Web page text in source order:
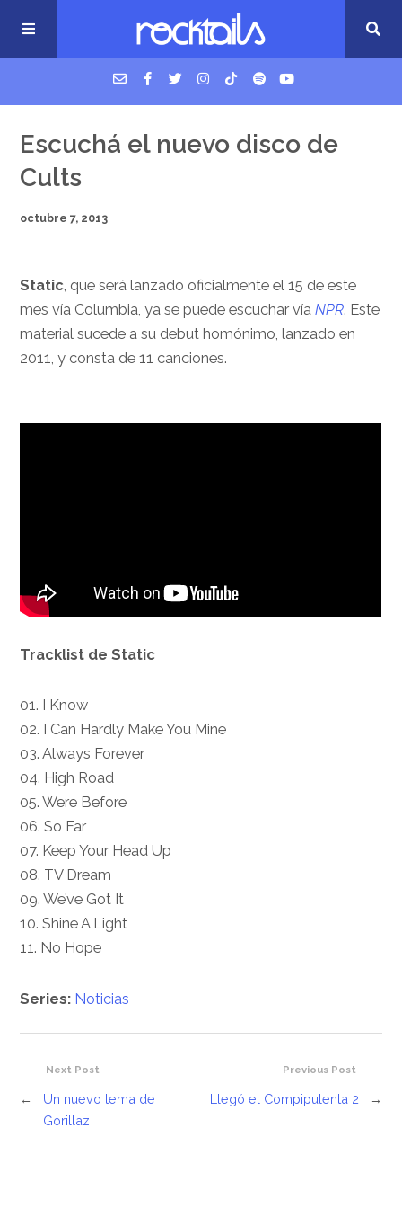
USM Podcast
Cigarrillos en la cama
Escuchá el nuevo disco de
Cults
octubre 7, 2013
Static, que será lanzado oficialmente el 15 de este
mes vía Columbia, ya se puede escuchar víaNPR. Este
material sucede a su debut homónimo, lanzado en
2011, y consta de 11 canciones.
Tracklist de Static
01. I Know
02. I Can Hardly Make You Mine
03. Always Forever
04. High Road
05. Were Before
06. So Far
07. Keep Your Head Up
08. TV Dream
09. We’ve Got It
10. Shine A Light
11. No Hope
Series: Noticias
Previous Post
Llegó el Compipulenta 2 →
Next Post
←
Un nuevo tema de
Gorillaz